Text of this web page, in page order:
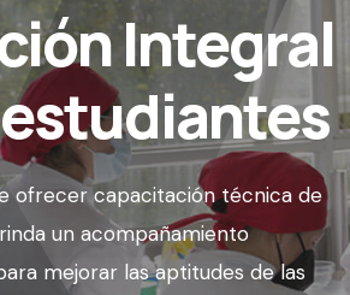
Integral
ofrecer capacitación técnica de
un acompañamiento
mejorar las aptitudes de las